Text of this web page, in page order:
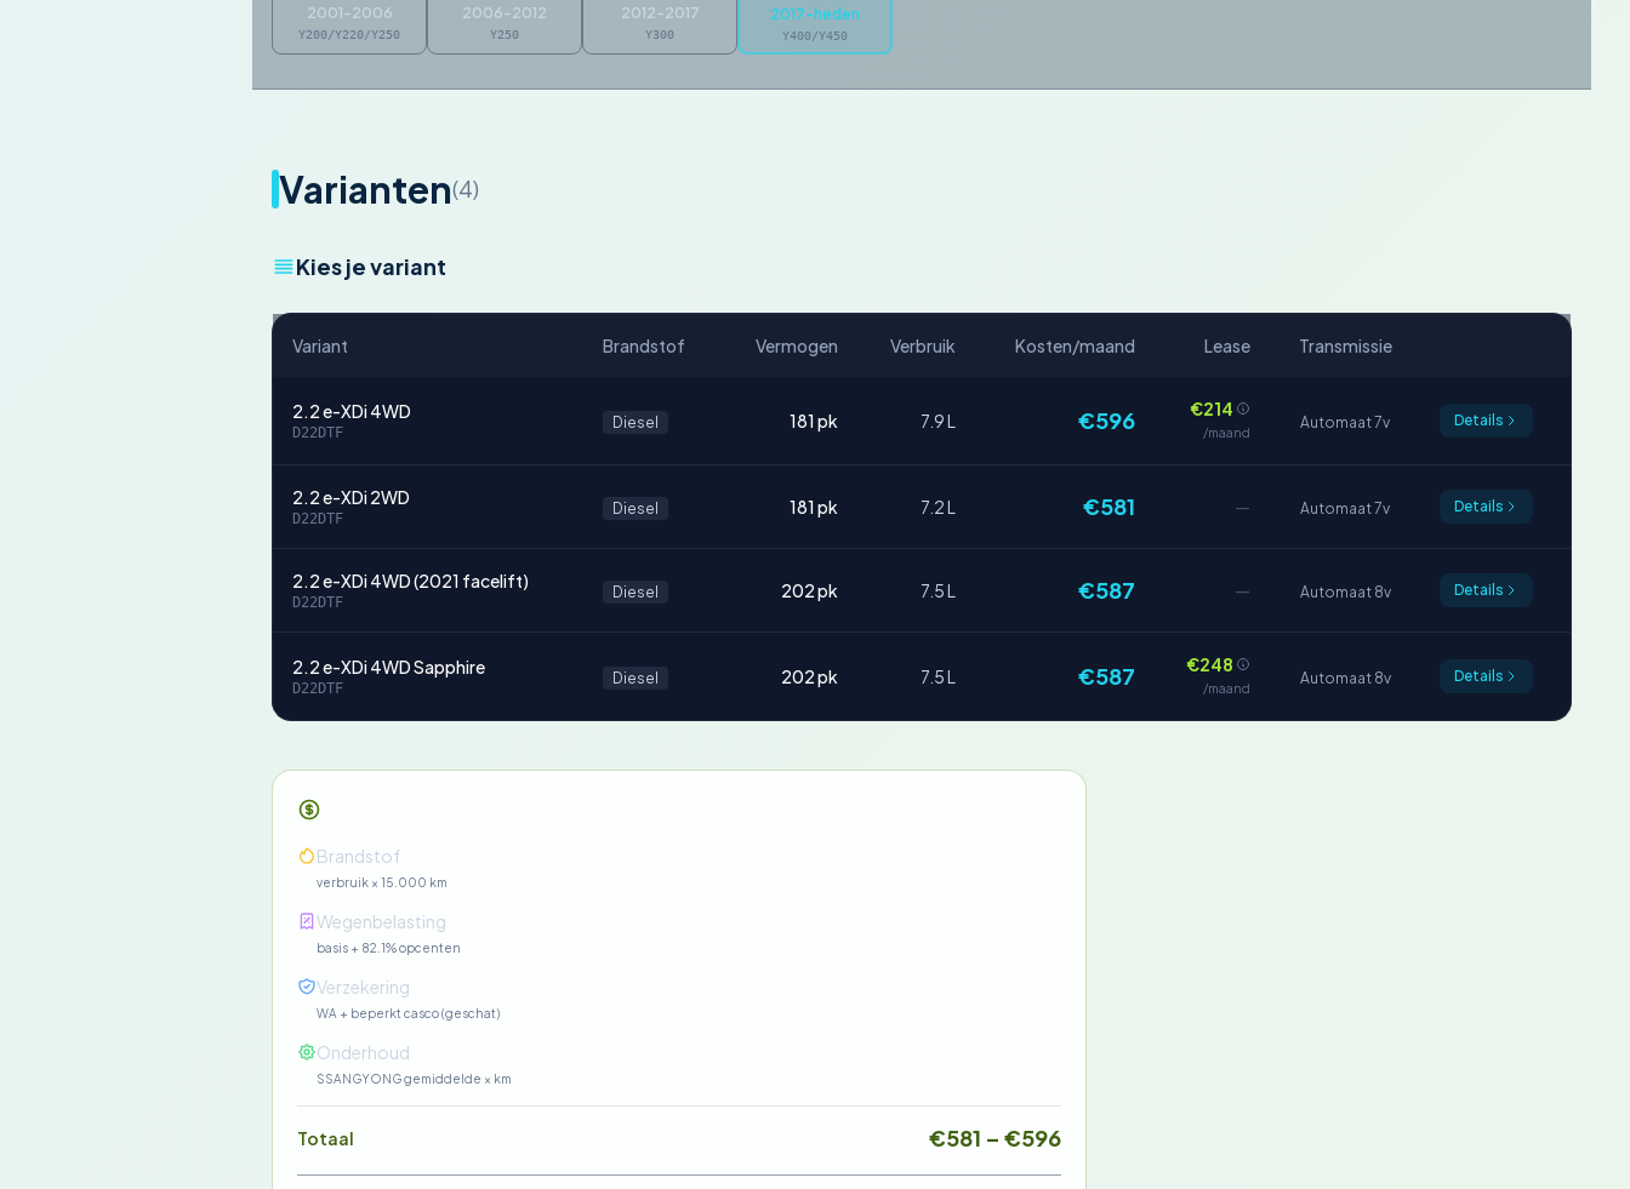
2001-2006
Y200/Y220/Y250
2006-2012
Y250
2012-2017
Y300
2017-heden
Y400/Y450
Varianten(4)
Kies je variant
Variant Brandstof Vermogen Verbruik Kosten/maand Lease Transmissie
2.2 e-XDi 4WD
D22DTF
Diesel 181 pk 7.9 L €596 €214
/maand
Automaat 7v Details
2.2 e-XDi 2WD
D22DTF
Diesel 181 pk 7.2 L €581 — Automaat 7v Details
2.2 e-XDi 4WD (2021 facelift)
D22DTF
Diesel 202 pk 7.5 L €587 — Automaat 8v Details
2.2 e-XDi 4WD Sapphire
D22DTF
Diesel 202 pk 7.5 L €587 €248
/maand
Automaat 8v Details
Brandstof
verbruik × 15.000 km
Wegenbelasting
basis + 82.1% opcenten
Verzekering
WA + beperkt casco (geschat)
Onderhoud
SSANGYONG gemiddelde × km
Totaal €581 – €596